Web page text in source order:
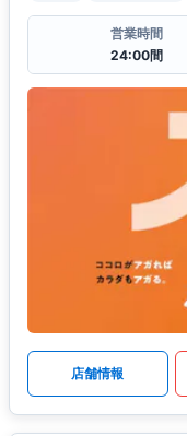
営業時間
24:00間
店舗情報